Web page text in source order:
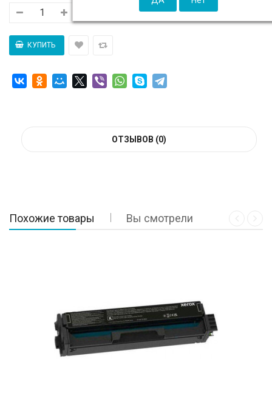
ОТЗЫВОВ (0)
Похожие товары Вы смотрели